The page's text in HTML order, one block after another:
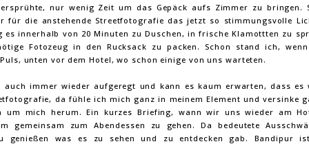
nur wenig Zeit um das Gepäck aufs Zimmer zu bringen.
für die anstehende Streetfotografie das jetzt so stimmungsvolle
es innerhalb von 20 Minuten zu Duschen, in frische Klamottten zu
Fotozeug in den Rucksack zu packen. Schon stand ich,
unten vor dem Hotel, wo schon einige von uns warteten.
auch immer wieder aufgeregt und kann es kaum erwarten, dass es
da fühle ich mich ganz in meinem Element und versinke
um mich herum. Ein kurzes Briefing, wann wir uns wieder am
gemeinsam zum Abendessen zu gehen. Da bedeutete
genießen was es zu sehen und zu entdecken gab. Bandipur